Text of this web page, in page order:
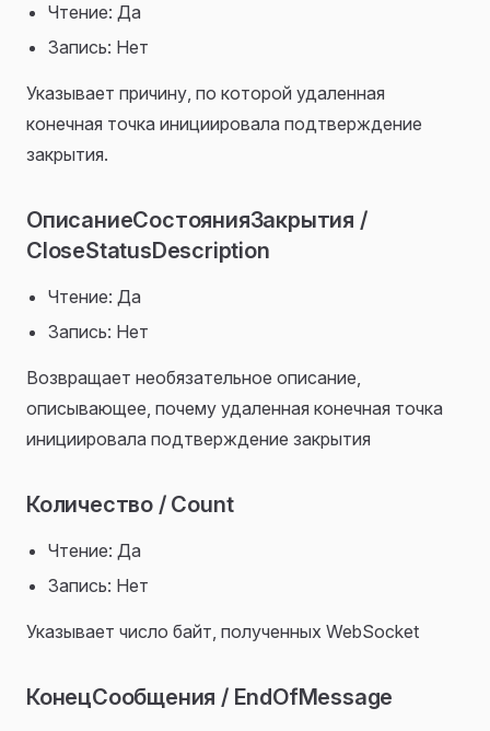
Чтение: Да
Запись: Нет
Указывает причину, по которой удаленная
конечная точка инициировала подтверждение
закрытия.
ОписаниеСостоянияЗакрытия /
CloseStatusDescription
Чтение: Да
Запись: Нет
Возвращает необязательное описание,
описывающее, почему удаленная конечная точка
инициировала подтверждение закрытия
Количество / Count
Чтение: Да
Запись: Нет
Указывает число байт, полученных WebSocket
КонецСообщения / EndOfMessage